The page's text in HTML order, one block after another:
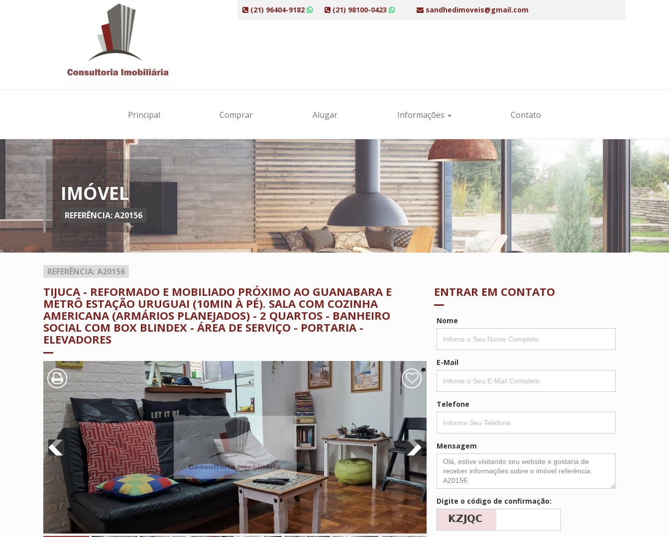
(21) 96404-9182 (21) 98100-0423 sandhedimoveis@gmail.com
Principal Comprar Alugar Informações Contato
IMÓVEL
REFERÊNCIA: A20156
REFERÊNCIA: A20156
TIJUCA - REFORMADO E MOBILIADO PRÓXIMO AO GUANABARA E
METRÔ ESTAÇÃO URUGUAI (10MIN À PÉ). SALA COM COZINHA
AMERICANA (ARMÁRIOS PLANEJADOS) - 2 QUARTOS - BANHEIRO
SOCIAL COM BOX BLINDEX - ÁREA DE SERVIÇO - PORTARIA -
ELEVADORES
ENTRAR EM CONTATO
Nome
E-Mail
Telefone
Mensagem
Digite o código de confirmação: